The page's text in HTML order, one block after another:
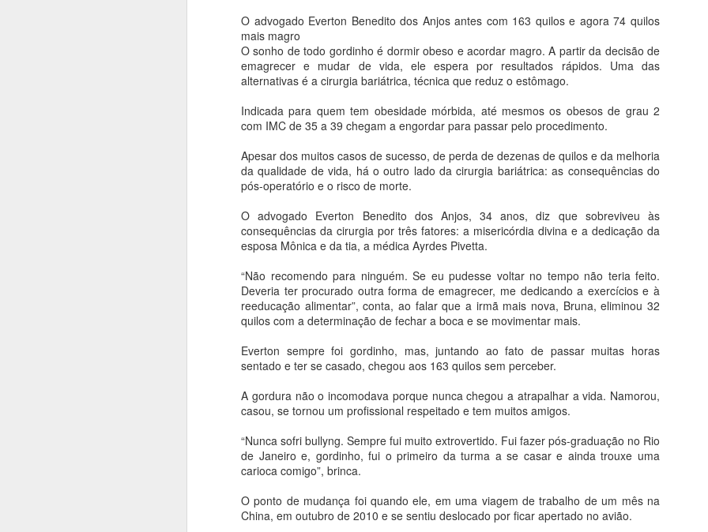
O advogado Everton Benedito dos Anjos antes com 163 quilos e agora 74 quilos
mais magro
O sonho de todo gordinho é dormir obeso e acordar magro. A partir da decisão de
emagrecer e mudar de vida, ele espera por resultados rápidos. Uma das
alternativas é a cirurgia bariátrica, técnica que reduz o estômago.
Indicada para quem tem obesidade mórbida, até mesmos os obesos de grau 2
com IMC de 35 a 39 chegam a engordar para passar pelo procedimento.
Apesar dos muitos casos de sucesso, de perda de dezenas de quilos e da melhoria
da qualidade de vida, há o outro lado da cirurgia bariátrica: as consequências do
pós-operatório e o risco de morte.
O advogado Everton Benedito dos Anjos, 34 anos, diz que sobreviveu às
consequências da cirurgia por três fatores: a misericórdia divina e a dedicação da
esposa Mônica e da tia, a médica Ayrdes Pivetta.
“Não recomendo para ninguém. Se eu pudesse voltar no tempo não teria feito.
Deveria ter procurado outra forma de emagrecer, me dedicando a exercícios e à
reeducação alimentar”, conta, ao falar que a irmã mais nova, Bruna, eliminou 32
quilos com a determinação de fechar a boca e se movimentar mais.
Everton sempre foi gordinho, mas, juntando ao fato de passar muitas horas
sentado e ter se casado, chegou aos 163 quilos sem perceber.
A gordura não o incomodava porque nunca chegou a atrapalhar a vida. Namorou,
casou, se tornou um profissional respeitado e tem muitos amigos.
“Nunca sofri bullyng. Sempre fui muito extrovertido. Fui fazer pós-graduação no Rio
de Janeiro e, gordinho, fui o primeiro da turma a se casar e ainda trouxe uma
carioca comigo”, brinca.
O ponto de mudança foi quando ele, em uma viagem de trabalho de um mês na
China, em outubro de 2010 e se sentiu deslocado por ficar apertado no avião.
o acompanhamento das condicionalidades em saúde exigidas pelo programa.
Para agendar a consulta, basta procurar o agente comunitário de saúde ou o próprio PSF do seu bairro.
24
continuam sem representação política no país
Em 19 de abril de 1983, o cacique xavante Mário Juruna subiu ao
plenário da Câmara Federal para um discurso histórico em homenagem
ao Dia do Índio. “Eu não vim aqui fuxicar com ninguém, eu vim aqui
para trabalhar, para defender o povo, eu vim aqui para lutar. Eu quero
que gente comece a respeitar nome de Juruna. Eu quero que gente
trate índio brasileiro o mais possível dentro do melhor. Cada um de nós
tem consciência e cada um de nós tem capacidade.
APR
23
Biometria é utilizada na caravana da transformação
em Mato Grosso
O atendimento da POLITEC com a emissão de 1ª e 2ª via de RGs na
Caravana da Transformação, em Cuiabá, começou nesta segunda-feira
(23.04) e segue até a próxima sexta-feira (27.04). A distribuição de
senhas será feita a partir das 6h. O horário de atendimento é das 8h às
17h, na Arena Pantanal.
Durante o evento, a emissão da 2° via será gratuita mediante a
apresentação da Declaração de Hipossuficiência emitida pela
Defensoria Pública.
APR
21
VACINAÇÃO CONTRA A GRIPE INFLUENZA
O município de Barra do Garças está recebendo cerca de 30% do lote
previsto de vacinas contra a gripe influenza (H1N1) e a imunização
começara na segunda-feira (23) pelos grupos de riscos, adiantou a